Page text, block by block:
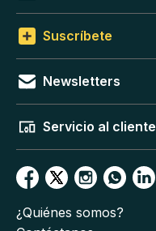
Suscríbete
Newsletters
Servicio al cliente
¿Quiénes somos?